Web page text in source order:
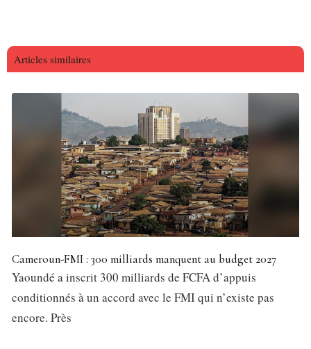
Articles similaires
Cameroun-FMI : 300 milliards manquent au budget 2027
Yaoundé a inscrit 300 milliards de FCFA d’appuis
conditionnés à un accord avec le FMI qui n’existe pas
encore. Près